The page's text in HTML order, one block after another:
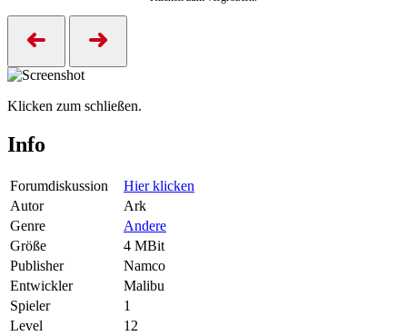
Klicken zum schließen.
Info
Forumdiskussion
Hier klicken
Autor
Ark
Genre
Andere
Größe
4 MBit
Publisher
Namco
Entwickler
Malibu
Spieler
1
Level
12